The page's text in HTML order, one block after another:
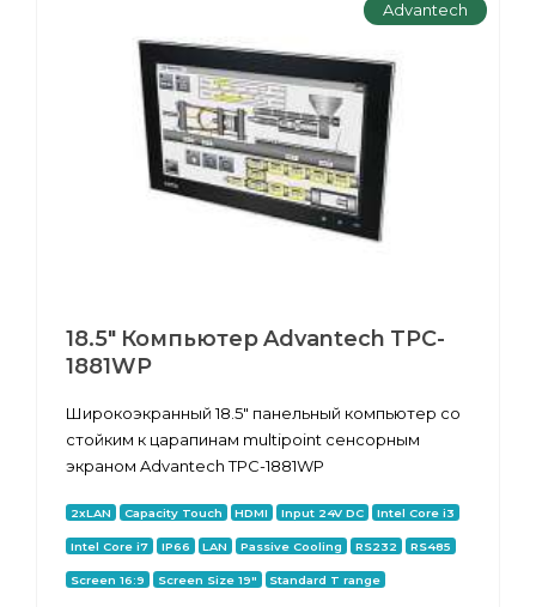
Advantech
18.5" Компьютер Advantech TPC-
1881WP
Широкоэкранный 18.5" панельный компьютер со
стойким к царапинам multipoint сенсорным
экраном Advantech TPC-1881WP
2xLAN Capacity Touch HDMI Input 24V DC Intel Core i3
Intel Core i7 IP66 LAN Passive Cooling RS232 RS485
Screen 16:9 Screen Size 19" Standard T range